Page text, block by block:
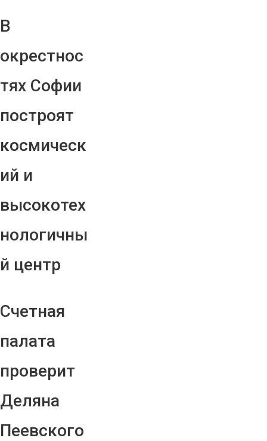
В
окрестнос
тях Софии
построят
космическ
ий и
высокотех
нологичны
й центр
Счетная
палата
проверит
Деляна
Пеевского